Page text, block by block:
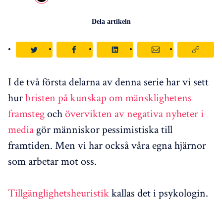
Dela artikeln
I de två första delarna av denna serie har vi sett
hurbristen på kunskap om mänsklighetens
framstegochövervikten av negativa nyheter i
media gör människor pessimistiska till
framtiden. Men vi har också våra egna hjärnor
som arbetar mot oss.
Tillgänglighetsheuristikkallas det i psykologin.